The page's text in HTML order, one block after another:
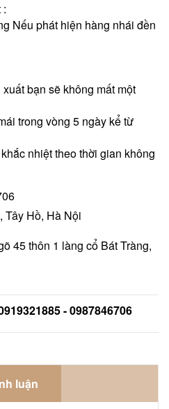
:
Nếu phát hiện hàng nhái đền
bạn sẽ không mất một
trong vòng 5 ngày kể từ
nhiệt theo thời gian không
Hồ, Hà Nội
45 thôn 1 làng cổ Bát Tràng,
- 0987846706
Bình luận